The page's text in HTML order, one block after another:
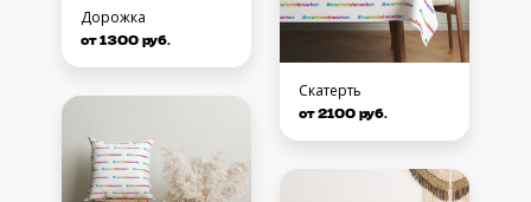
Дорожка
от 1300 руб.
Скатерть
от 2100 руб.